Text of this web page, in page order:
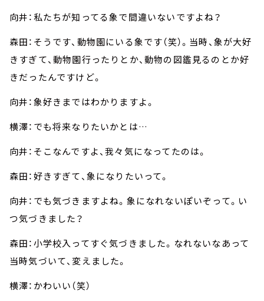
向井：私たちが知ってる象で間違いないですよね？
森田：そうです、動物園にいる象です（笑）。当時、象が大好
きすぎて、動物園行ったりとか、動物の図鑑見るのとか好
きだったんですけど。
向井：象好きまではわかりますよ。
横澤：でも将来なりたいかとは…
向井：そこなんですよ、我々気になってたのは。
森田：好きすぎて、象になりたいって。
向井：でも気づきますよね。象になれないぽいぞって。い
つ気づきました？
森田：小学校入ってすぐ気づきました。なれないなあって
当時気づいて、変えました。
横澤：かわいい（笑）